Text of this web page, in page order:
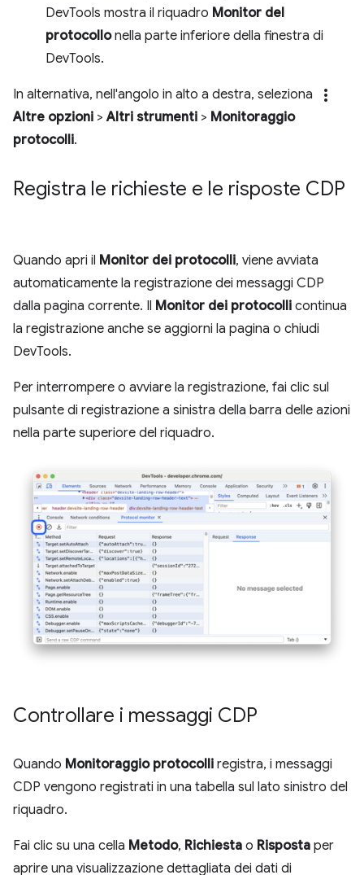
DevTools mostra il riquadro Monitor del
protocollonella parte inferiore della finestra di
DevTools.
In alternativa, nell'angolo in alto a destra, seleziona more_vert
Altre opzioni >Altri strumenti > Monitoraggio
protocolli.
Registra le richieste e le risposte CDP
Quando apri il Monitor dei protocolli, viene avviata
automaticamente la registrazione dei messaggi CDP
dalla pagina corrente. Il Monitor dei protocolli continua
la registrazione anche se aggiorni la pagina o chiudi
DevTools.
Per interrompere o avviare la registrazione, fai clic sul
pulsante di registrazione a sinistra della barra delle azioni
nella parte superiore del riquadro.
Controllare i messaggi CDP
Quando Monitoraggio protocolli registra, i messaggi
CDP vengono registrati in una tabella sul lato sinistro del
riquadro.
Fai clic su una cella Metodo, Richiesta o Risposta per
aprire una visualizzazione dettagliata dei dati di